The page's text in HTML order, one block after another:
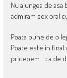
Nu ajungea de
admiram sex oral
Poata pune de o
Poate este in final
pricepem… ca de